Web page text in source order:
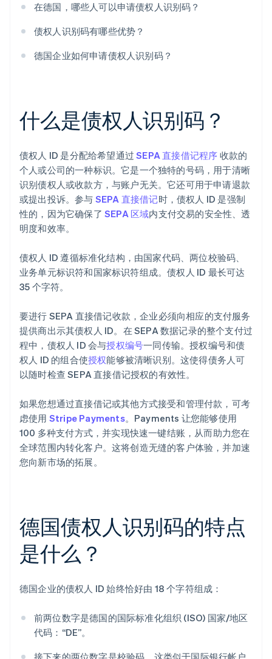
在德国，哪些人可以申请债权人识别码？
债权人识别码有哪些优势？
德国企业如何申请债权人识别码？
什么是债权人识别码？
债权人 ID 是分配给希望通过SEPA 直接借记程序 收款的
个人或公司的一种标识。它是一个独特的号码，用于清晰
识别债权人或收款方，与账户无关。它还可用于申请退款
或提出投诉。参与 SEPA 直接借记时，债权人 ID 是强制
性的，因为它确保了 SEPA 区域内支付交易的安全性、透
明度和效率。
债权人 ID 遵循标准化结构，由国家代码、两位校验码、
业务单元标识符和国家标识符组成。债权人 ID 最长可达
35 个字符。
要进行 SEPA 直接借记收款，企业必须向相应的支付服务
提供商出示其债权人 ID。在 SEPA 数据记录的整个支付过
程中，债权人 ID 会与授权编号一同传输。授权编号和债
权人 ID 的组合使授权能够被清晰识别。这使得债务人可
以随时检查 SEPA 直接借记授权的有效性。
如果您想通过直接借记或其他方式接受和管理付款，可考
虑使用 Stripe Payments。Payments 让您能够使用
100 多种支付方式，并实现快速一键结账，从而助力您在
全球范围内转化客户。这将创造无缝的客户体验，并加速
您向新市场的拓展。
德国债权人识别码的特点
是什么？
德国企业的债权人 ID 始终恰好由 18 个字符组成：
前两位数字是德国的国际标准化组织 (ISO) 国家/地区
代码：“DE”。